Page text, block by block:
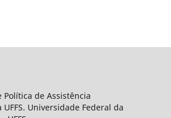
Política de Assistência
Universidade Federal da